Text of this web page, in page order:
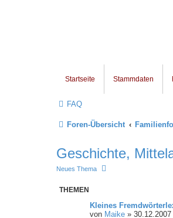
Startseite Stammdaten
FAQ
Foren-Übersicht
Geschichte,
Neues Thema
THEMEN
Kleines
von Maike » 30.12.2007